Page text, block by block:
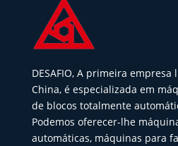
DESAFIO, A primeira
China, é especializada em
de blocos totalmente
Podemos oferecer-lhe
automáticas, máquinas para